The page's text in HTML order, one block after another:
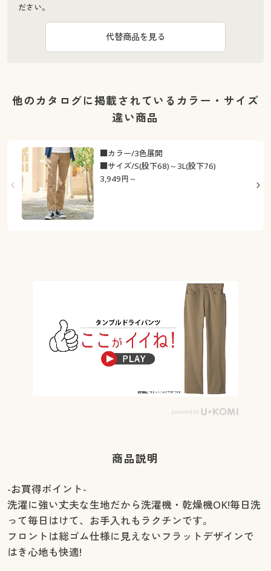
ださい。
代替商品を見る
他のカタログに掲載されているカラー・サイズ
違い商品
3,949円～
■カラー/3色展開
■サイズ/S(股下68)～3L(股下76)
商品説明
-お買得ポイント-
洗濯に強い丈夫な生地だから洗濯機・乾燥機OK!毎日洗
って毎日はけて、お手入れもラクチンです。
フロントは総ゴム仕様に見えないフラットデザインで
はき心地も快適!